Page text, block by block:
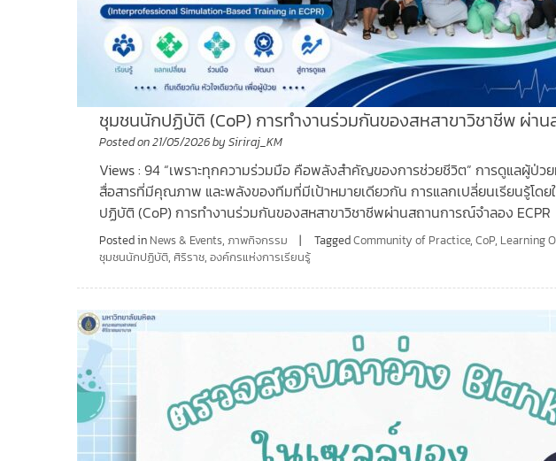
ชุมชนนักปฏิบัติ (CoP) การทำงานร่วมกันของสหสาขาวิชาชีพ ผ่า
Posted on21/05/2026bySiriraj_KM
Views : 94 “เพราะทุกความร่วมมือ คือพลังสำคัญของการช่วยชีวิต” การดูแลผู้ป่ว
สื่อสารที่มีคุณภาพ และพลังของทีมที่มีเป้าหมายเดียวกัน การแลกเปลี่ยนเรียนรู้โด
ปฏิบัติ (CoP) การทำงานร่วมกันของสหสาขาวิชาชีพผ่านสถานการณ์จำลอง
Posted in News & Events,ภาพกิจกรรม TaggedCommunity of Practice,CoP, Learning
ชุมชนนักปฏิบัติ, ศิริราช,องค์กรแห่งการเรียนรู้